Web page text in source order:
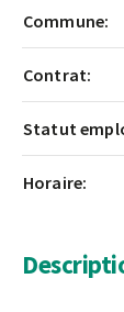
Commune:
Contrat:
Statut
Horaire: